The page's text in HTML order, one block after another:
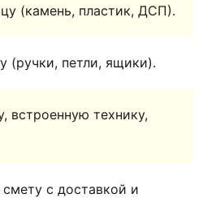
(камень, пластик, ДСП).
(ручки, петли, ящики).
встроенную технику,
с доставкой и